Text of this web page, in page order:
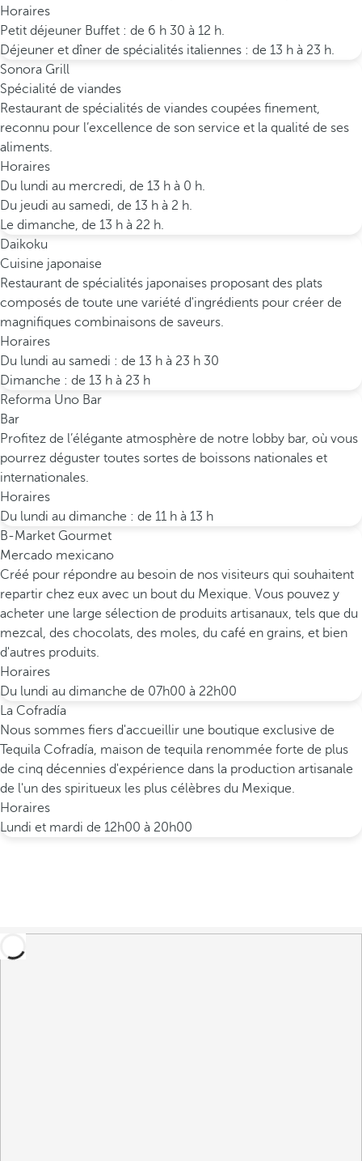
Horaires
Petit déjeuner Buffet : de 6 h 30 à 12 h.
Déjeuner et dîner de spécialités italiennes : de 13 h à 23 h.
Sonora Grill
Spécialité de viandes
Restaurant de spécialités de viandes coupées finement,
reconnu pour l’excellence de son service et la qualité de ses
aliments.
Horaires
Du lundi au mercredi, de 13 h à 0 h.
Du jeudi au samedi, de 13 h à 2 h.
Le dimanche, de 13 h à 22 h.
Daikoku
Cuisine japonaise
Restaurant de spécialités japonaises proposant des plats
composés de toute une variété d'ingrédients pour créer de
magnifiques combinaisons de saveurs.
Horaires
Du lundi au samedi : de 13 h à 23 h 30
Dimanche : de 13 h à 23 h
Reforma Uno Bar
Bar
Profitez de l’élégante atmosphère de notre lobby bar, où vous
pourrez déguster toutes sortes de boissons nationales et
internationales.
Horaires
Du lundi au dimanche : de 11 h à 13 h
B-Market Gourmet
Mercado mexicano
Créé pour répondre au besoin de nos visiteurs qui souhaitent
repartir chez eux avec un bout du Mexique. Vous pouvez y
acheter une large sélection de produits artisanaux, tels que du
mezcal, des chocolats, des moles, du café en grains, et bien
d'autres produits.
Horaires
Du lundi au dimanche de 07h00 à 22h00
La Cofradía
Nous sommes fiers d'accueillir une boutique exclusive de
Tequila Cofradía, maison de tequila renommée forte de plus
de cinq décennies d'expérience dans la production artisanale
de l'un des spiritueux les plus célèbres du Mexique.
Horaires
Lundi et mardi de 12h00 à 20h00